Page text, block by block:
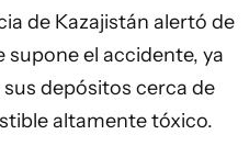
de Kazajistán alertó de
supone el accidente, ya
depósitos cerca de
altamente tóxico.